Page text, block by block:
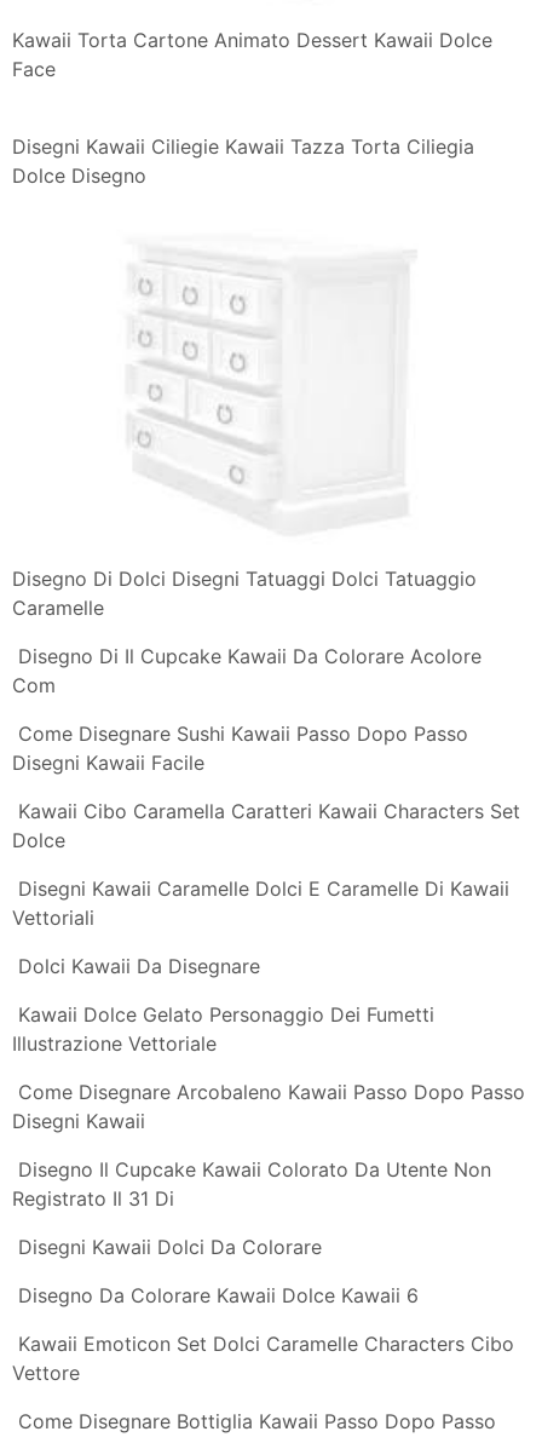
Kawaii Torta Cartone Animato Dessert Kawaii Dolce
Disegni Kawaii Ciliegie Kawaii Tazza Torta Ciliegia
Dolce Disegno